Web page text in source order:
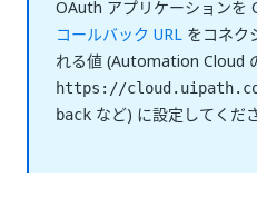
OAuth アプリケーションを
コールバック URL をコネク
れる値 (Automation Cloud
https://
back など) に設定してくだ